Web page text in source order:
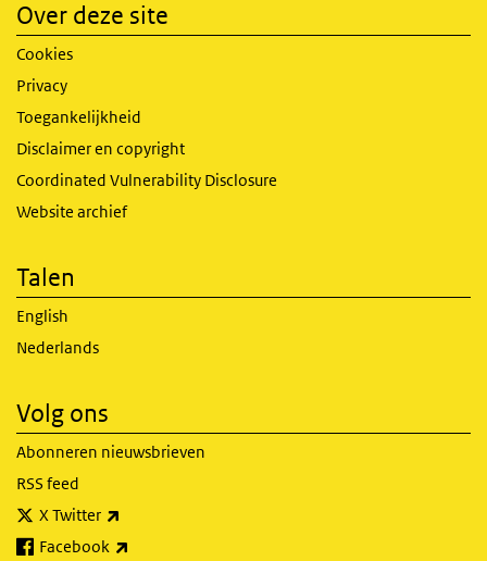
Over deze site
Cookies
Privacy
Toegankelijkheid
Disclaimer en copyright
Coordinated Vulnerability Disclosure
Website archief
Talen
English
Nederlands
Volg ons
Abonneren nieuwsbrieven
RSS feed
X Twitter
Facebook